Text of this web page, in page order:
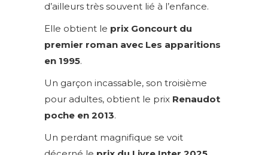
d’ailleurs très souvent lié à l’enfance.
Elle obtient le prix Goncourt du
premier roman avec Les apparitions
en 1995.
Un garçon incassable, son troisième
pour adultes, obtient le prix Renaudot
poche en 2013.
Un perdant magnifique se voit